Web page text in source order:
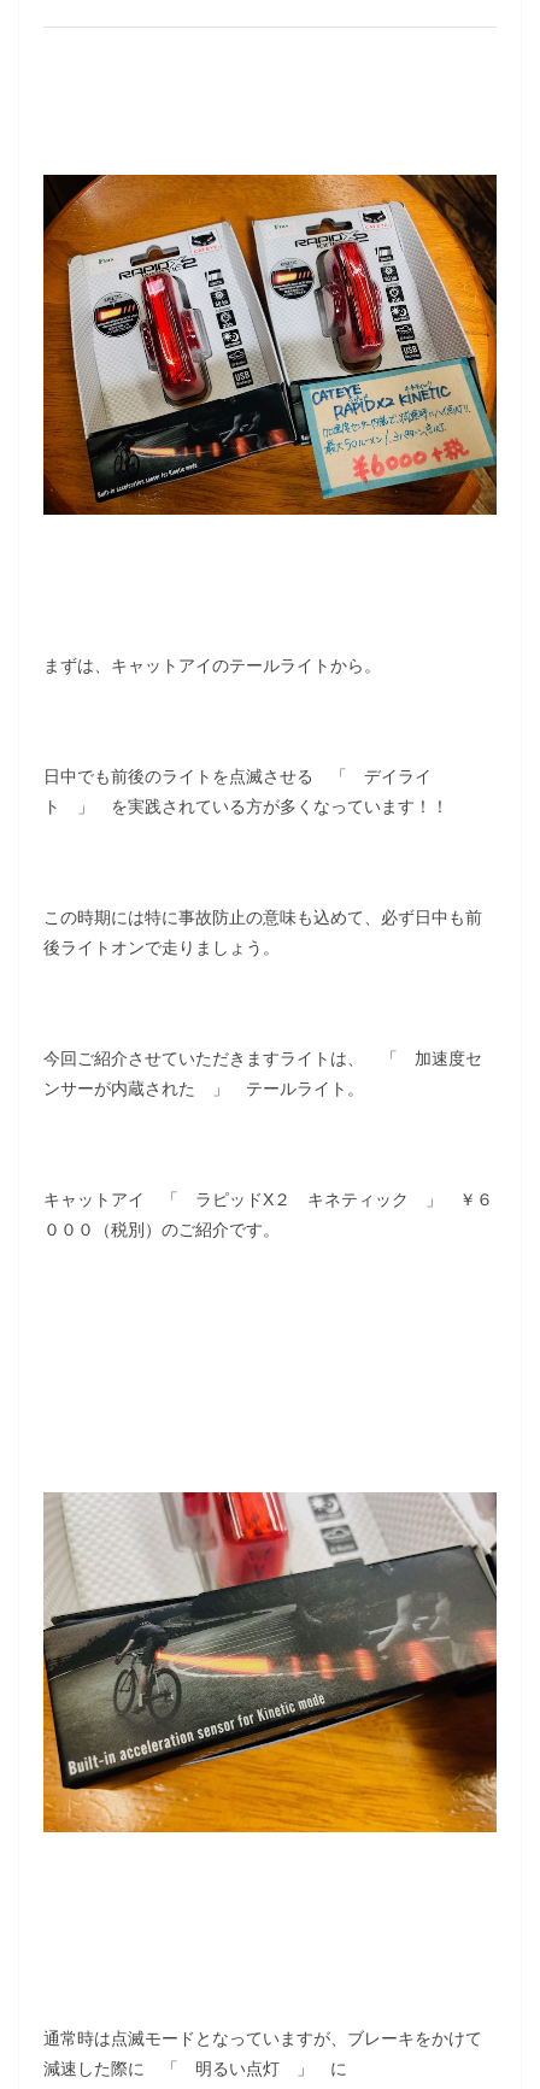
まずは、キャットアイのテールライトから。
日中でも前後のライトを点滅させる 「 デイライ
ト 」 を実践されている方が多くなっています！！
この時期には特に事故防止の意味も込めて、必ず日中も前
後ライトオンで走りましょう。
今回ご紹介させていただきますライトは、 「 加速度セ
ンサーが内蔵された 」 テールライト。
キャットアイ 「 ラピッドX２ キネティック 」 ￥６
０００（税別）のご紹介です。
通常時は点滅モードとなっていますが、ブレーキをかけて
減速した際に 「 明るい点灯 」 に